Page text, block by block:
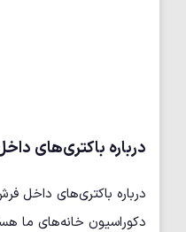
درباره باکتری‌های
درباره باکتری‌های داخل
دکوراسیون خانه‌های ما